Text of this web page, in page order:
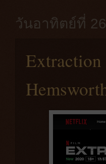
วันอาทิตย์ที่